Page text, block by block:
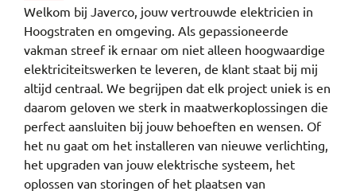
Welkom bij Javerco, jouw vertrouwde elektricien in
Hoogstraten en omgeving. Als gepassioneerde
vakman streef ik ernaar om niet alleen hoogwaardige
elektriciteitswerken te leveren, de klant staat bij mij
altijd centraal. We begrijpen dat elk project uniek is en
daarom geloven we sterk in maatwerkoplossingen die
perfect aansluiten bij jouw behoeften en wensen. Of
het nu gaat om het installeren van nieuwe verlichting,
het upgraden van jouw elektrische systeem, het
oplossen van storingen of het plaatsen van